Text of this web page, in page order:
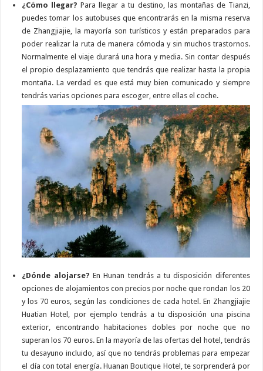
¿Cómo llegar?Para llegar a tu destino, las montañas de Tianzi,
puedes tomar los autobuses que encontrarás en la misma reserva
de Zhangjiajie, la mayoría son turísticos y están preparados para
poder realizar la ruta de manera cómoda y sin muchos trastornos.
Normalmente el viaje durará una hora y media. Sin contar después
el propio desplazamiento que tendrás que realizar hasta la propia
montaña. La verdad es que está muy bien comunicado y siempre
tendrás varias opciones para escoger, entre ellas el coche.
¿Dónde alojarse? En Hunan tendrás a tu disposición diferentes
opciones de alojamientos con precios por noche que rondan los 20
y los 70 euros, según las condiciones de cada hotel. En Zhangjiajie
Huatian Hotel, por ejemplo tendrás a tu disposición una piscina
exterior, encontrando habitaciones dobles por noche que no
superan los 70 euros. En la mayoría de las ofertas del hotel, tendrás
tu desayuno incluido, así que no tendrás problemas para empezar
el día con total energía. Huanan Boutique Hotel, te sorprenderá por